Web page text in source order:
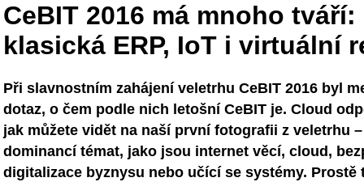
CeBIT 2016 má mnoho
klasická ERP, IoT i virtuální
Při slavnostním zahájení veletrhu CeBIT 2016 byl
dotaz, o čem podle nich letošní CeBIT je. Cloud
jak můžete vidět na naší první fotografii z veletrhu
dominancí témat, jako jsou internet věcí, cloud,
digitalizace byznysu nebo učící se systémy. Prostě